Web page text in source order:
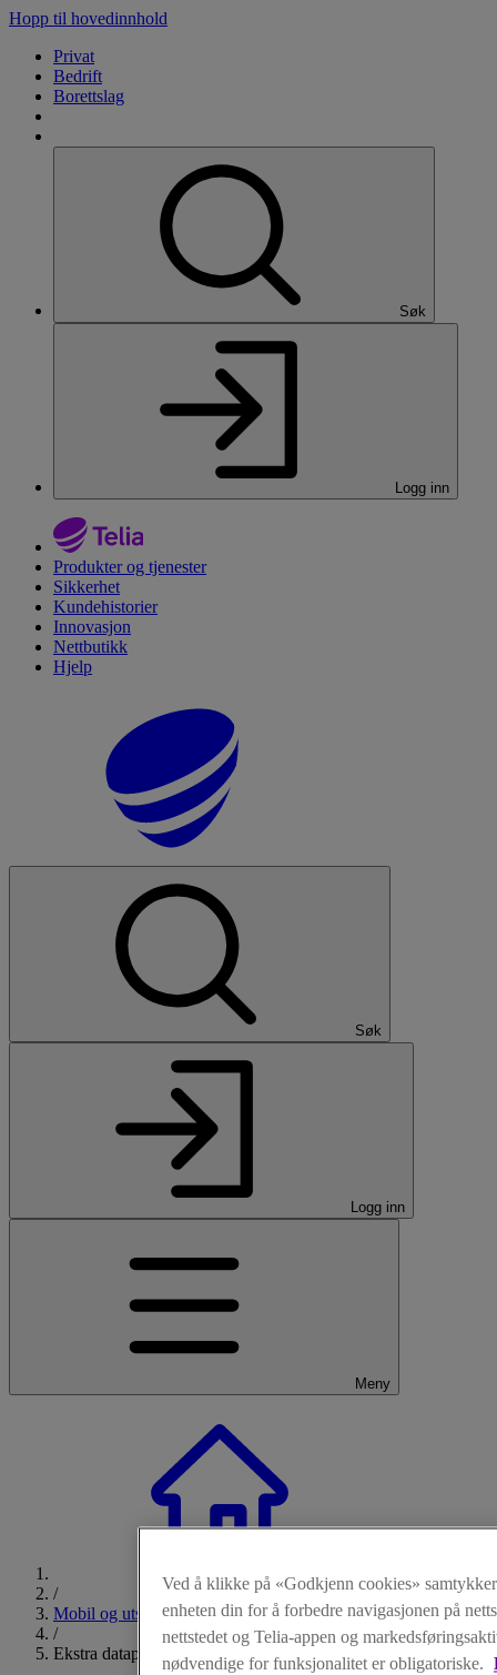
Hopp til hovedinnhold
Privat
Bedrift
Borettslag
Søk
Logg inn
Produkter og tjenester
Sikkerhet
Kundehistorier
Innovasjon
Nettbutikk
Hjelp
Søk
Logg inn
Meny
Forsiden
/
Mobil og utstyr
/
Ekstra datapakker
Ved å klikke på «Godkjenn cookies»
enheten din for å forbedre navigasjonen på
nettstedet og Telia-appen og
nødvendige for funksjonalitet er obligatoriske.